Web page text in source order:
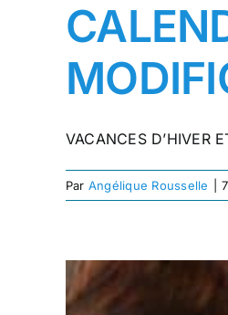
VACANCES D’HIVER
Par Angélique Rousselle